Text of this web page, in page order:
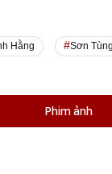
Hằng Sơn
Phim ảnh